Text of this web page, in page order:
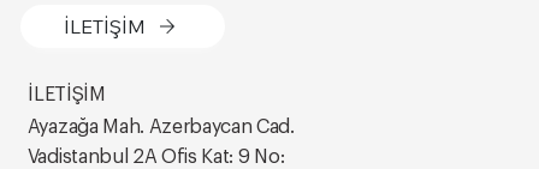
İLETİŞİM
Ayazağa Mah. Azerbaycan Cad.
Vadistanbul 2A Ofis Kat: 9 No:
İLETİŞİM